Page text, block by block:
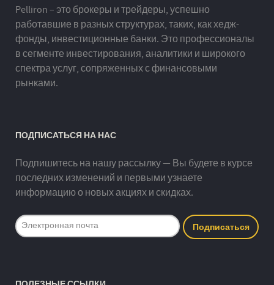
Pelliron – это брокеры и трейдеры, успешно
работавшие в разных структурах, таких, как хедж-
фонды, инвестиционные банки. Это профессионалы
в сегменте инвестирования, аналитики и широкого
спектра услуг, сопряженных с финансовыми
рынками.
ПОДПИСАТЬСЯ НА НАС
Подпишитесь на нашу рассылку — Вы будете в курсе
последних изменений и первыми узнаете
информацию о новых акциях и скидках.